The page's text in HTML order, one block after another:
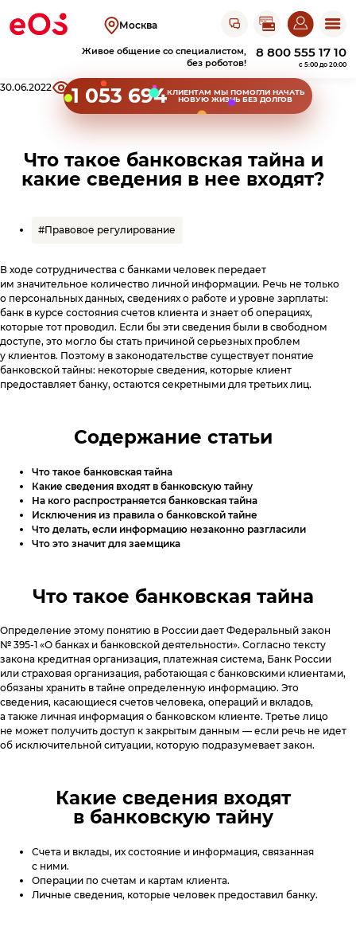
Клиентам
Узнать задолженность
Пришел исполнительный лист
Получить справку
Найти работу
Повысить финграмотность
Анонимный звонок
Вернуться в ЭОС
Поднять кредитный рейтинг
Мобильное приложение
Как помочь должнику
Отзывы
Оплатить
задолженность
Оплатить вЛК
Оплатить в терминале
Оплатить в магазине
Оплатить в банке
Специальные предложения
История компании
Карьера в ЭОС
Документы
Адреса офисов
и терминалов
Реквизиты
Горячая линия
8 800 555 17 10c 5:00 до 20:00
Звонок юристу(судебная стадия взыскания)
Юридический адрес:
117638, г. Москва, ул. Одесская,
д. 2, помещение 1/12
eos@oooeos.ru
Сайт для юридических лиц
Живое общение со специалистом,
без роботов!
8 800 555 17 10
c 5:00 до 20:00
Открыть чат с ЭОС
Москва
1 053 694КЛИЕНТАМ МЫ ПОМОГЛИ НАЧАТЬ
НОВУЮ ЖИЗНЬ БЕЗ ДОЛГОВ
Хлебные крошки сайта
30.06.2022 13293 Поделиться
Что такое банковская тайна и
какие сведения в нее входят?
#Правовое регулирование
В ходе сотрудничества с банками человек передает
им значительное количество личной информации. Речь не только
о персональных данных, сведениях о работе и уровне зарплаты:
банк в курсе состояния счетов клиента и знает об операциях,
которые тот проводил. Если бы эти сведения были в свободном
доступе, это могло бы стать причиной серьезных проблем
у клиентов. Поэтому в законодательстве существует понятие
банковской тайны: некоторые сведения, которые клиент
предоставляет банку, остаются секретными для третьих лиц.
Содержание статьи
Что такое банковская тайна
Какие сведения входят в банковскую тайну
На кого распространяется банковская тайна
Исключения из правила о банковской тайне
Что делать, если информацию незаконно разгласили
Что это значит для заемщика
Что такое банковская тайна
Определение этому понятию в России дает Федеральный закон
№ 395-1 «О банках и банковской деятельности». Согласно тексту
закона кредитная организация, платежная система, Банк России
или страховая организация, работающая с банковскими клиентами,
обязаны хранить в тайне определенную информацию. Это
сведения, касающиеся счетов человека, операций и вкладов,
а также личная информация о банковском клиенте. Третье лицо
не может получить доступ к закрытым данным — если речь не идет
об исключительной ситуации, которую подразумевает закон.
Какие сведения входят
в банковскую тайну
Счета и вклады, их состояние и информация, связанная
с ними.
Операции по счетам и картам клиента.
Личные сведения, которые человек предоставил банку.